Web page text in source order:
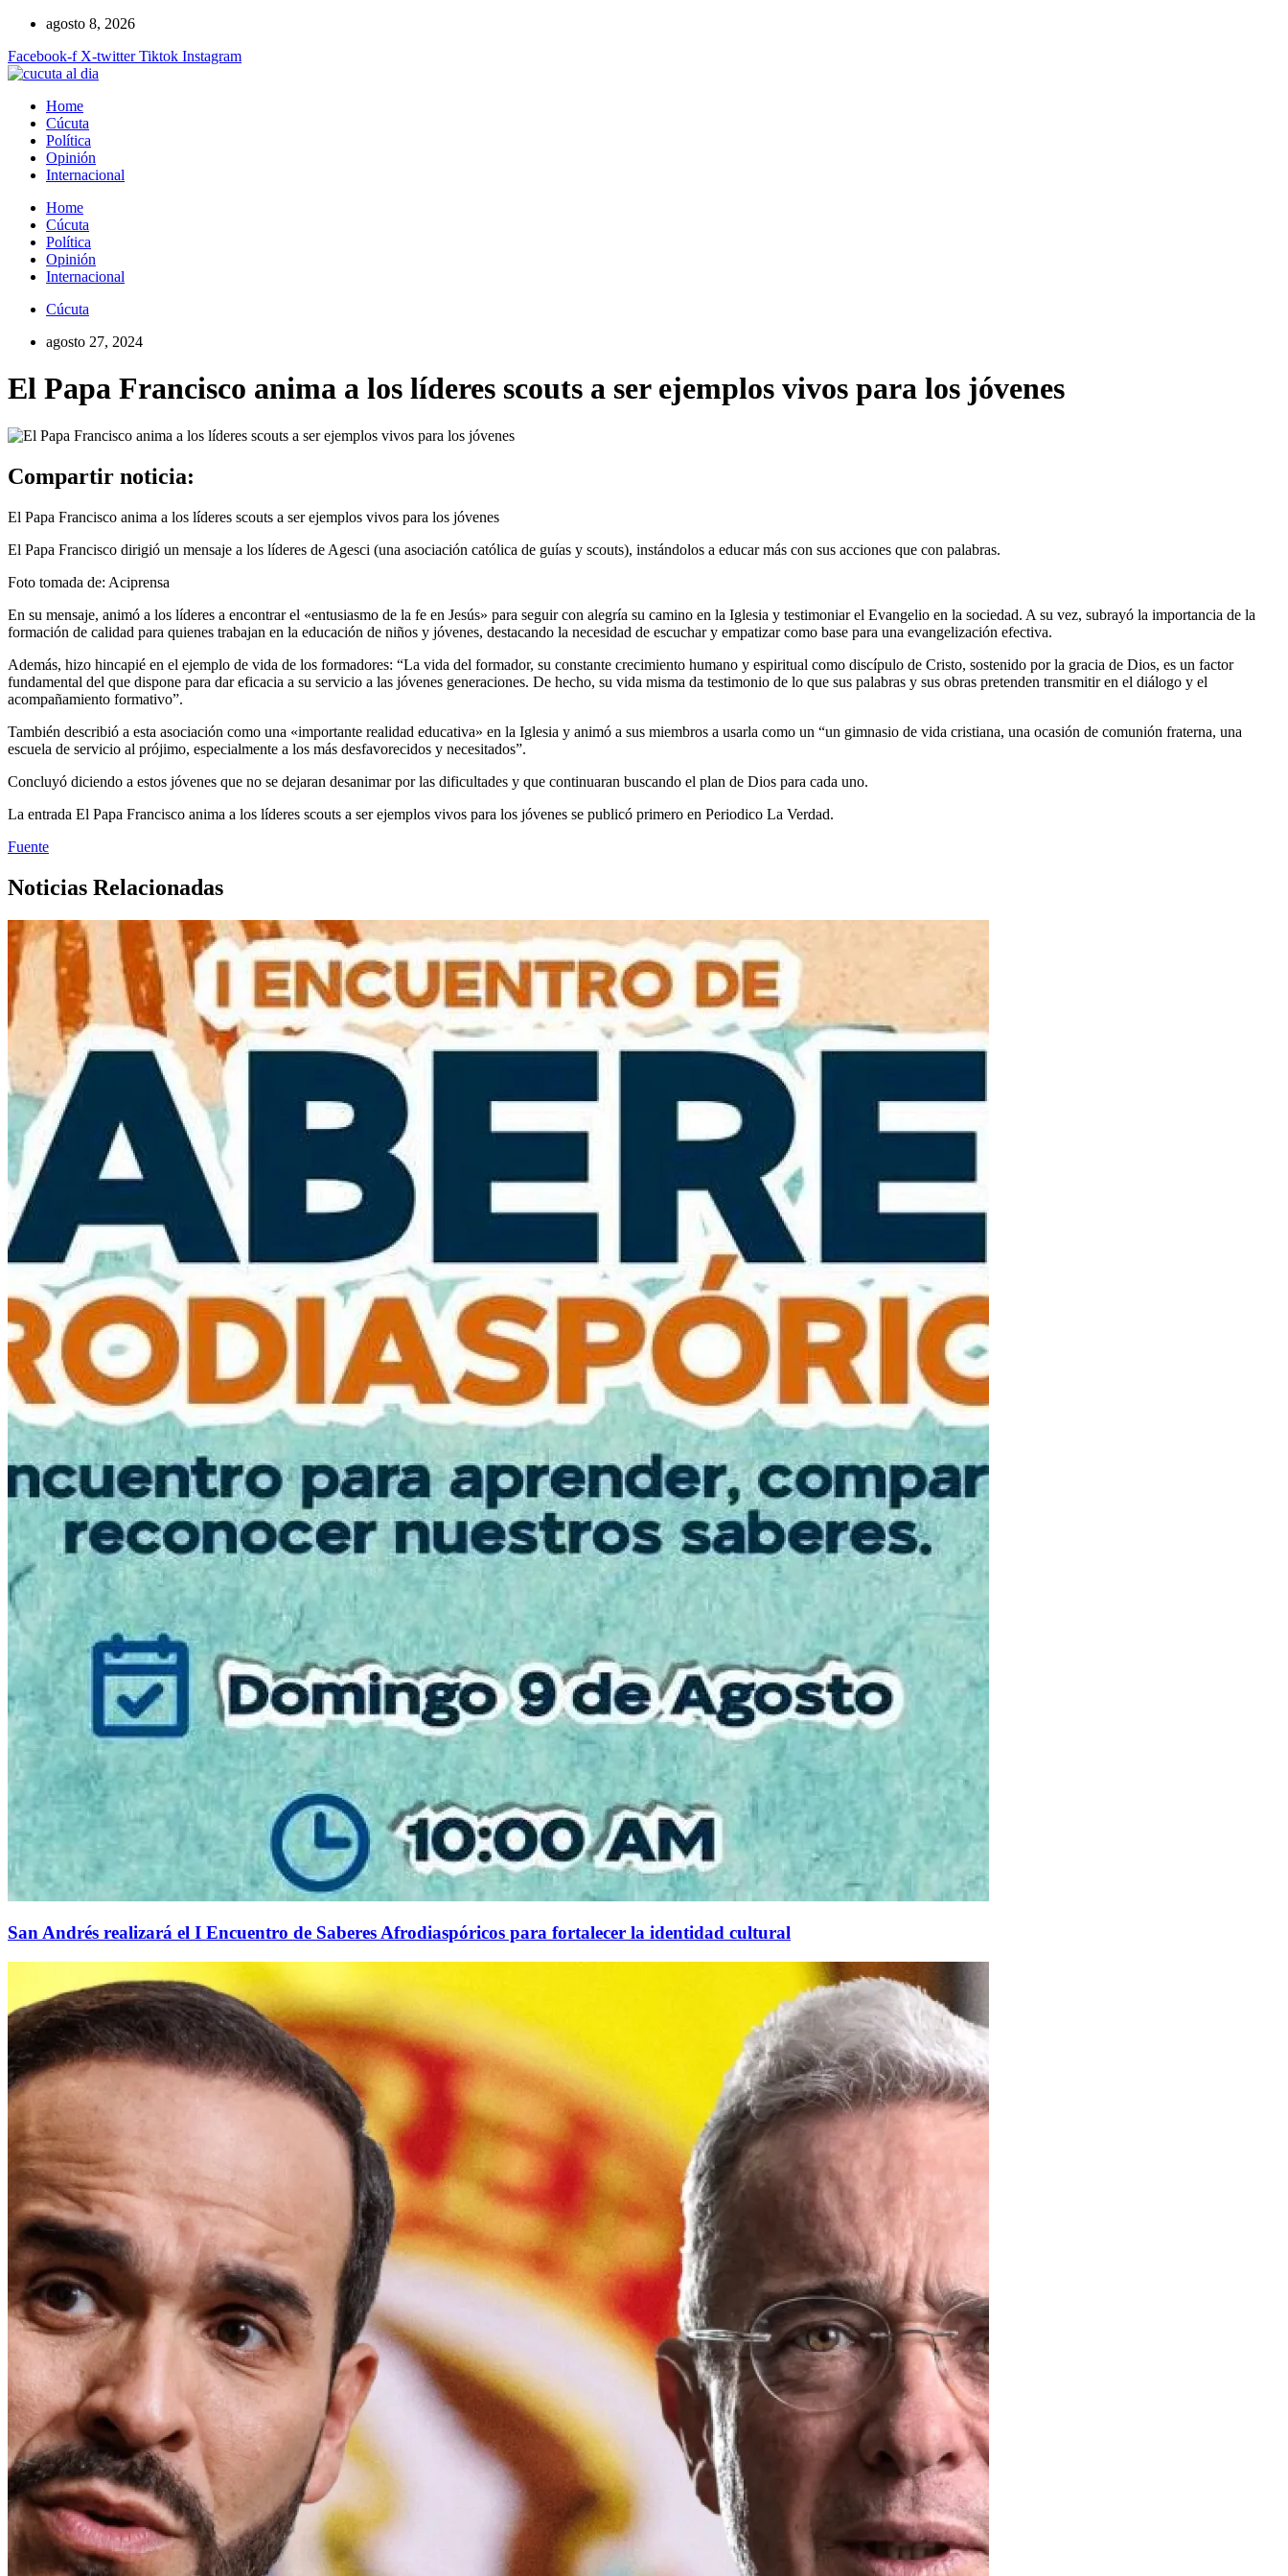
contenido
agosto 8, 2026
Facebook-f X-twitter Tiktok Instagram
Home
Cúcuta
Política
Opinión
Internacional
Home
Cúcuta
Política
Opinión
Internacional
Cúcuta
agosto 27, 2024
El Papa Francisco anima a los líderes scouts a ser ejemplos vivos para los jóvenes
Compartir noticia:
El Papa Francisco anima a los líderes scouts a ser ejemplos vivos para los jóvenes
El Papa Francisco dirigió un mensaje a los líderes de Agesci (una asociación católica de guías y scouts), instándolos a educar más con sus acciones que con palabras.
Foto tomada de: Aciprensa
En su mensaje, animó a los líderes a encontrar el «entusiasmo de la fe en Jesús» para seguir con alegría su camino en la Iglesia y testimoniar el Evangelio en la sociedad. A su vez, subrayó la importancia de la
formación de calidad para quienes trabajan en la educación de niños y jóvenes, destacando la necesidad de escuchar y empatizar como base para una evangelización efectiva.
Además, hizo hincapié en el ejemplo de vida de los formadores: “La vida del formador, su constante crecimiento humano y espiritual como discípulo de Cristo, sostenido por la gracia de Dios, es un factor
fundamental del que dispone para dar eficacia a su servicio a las jóvenes generaciones. De hecho, su vida misma da testimonio de lo que sus palabras y sus obras pretenden transmitir en el diálogo y el
acompañamiento formativo”.
También describió a esta asociación como una «importante realidad educativa» en la Iglesia y animó a sus miembros a usarla como un “un gimnasio de vida cristiana, una ocasión de comunión fraterna, una
escuela de servicio al prójimo, especialmente a los más desfavorecidos y necesitados”.
Concluyó diciendo a estos jóvenes que no se dejaran desanimar por las dificultades y que continuaran buscando el plan de Dios para cada uno.
La entrada El Papa Francisco anima a los líderes scouts a ser ejemplos vivos para los jóvenes se publicó primero en Periodico La Verdad.
Fuente
Noticias Relacionadas
San Andrés realizará el I Encuentro de Saberes Afrodiaspóricos para fortalecer la identidad cultural